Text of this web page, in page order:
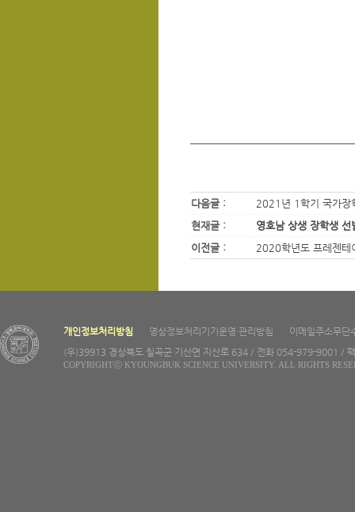
다음글 :
2021년 1학기 국가장
현재글 :
영호남 상생 장학생 선
이전글 :
2020학년도 프레젠테
개인정보처리방침 영상정보처리기기운영·관리방침
이메일주소무단
(우)39913 경상북도 칠곡군 기산면 지산로 634 / 전화 054-979-9001 /
COPYRIGHTⓒ KYOUNGBUK SCIENCE UNIVERSITY. ALL RIGHTS